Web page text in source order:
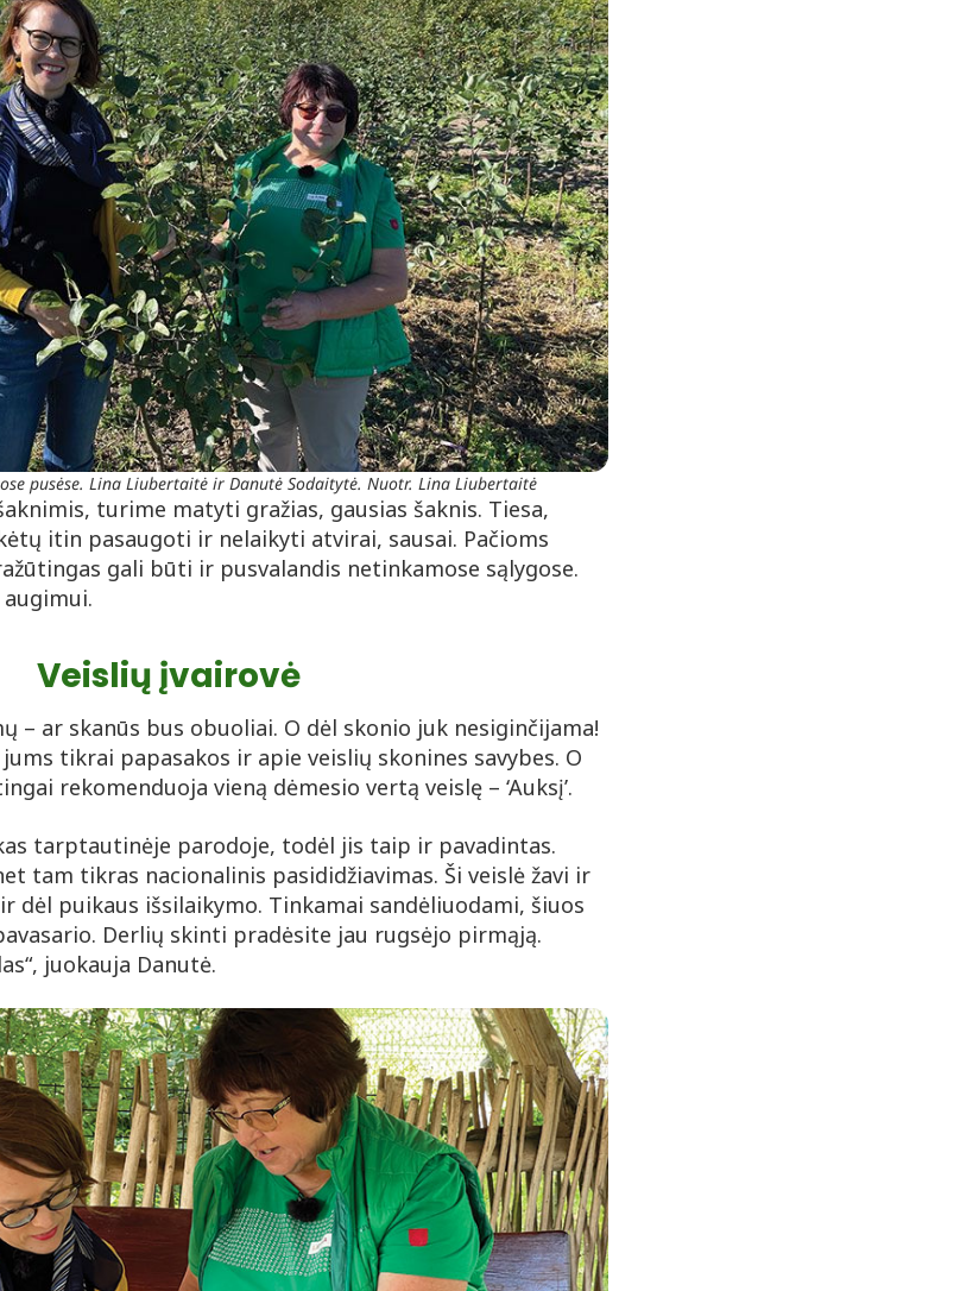
pusėse. Lina Liubertaitė ir Danutė Sodaitytė. Nuotr. Lina Liubertaitė
turime matyti gražias, gausias šaknis. Tiesa,
itin pasaugoti ir nelaikyti atvirai, sausai. Pačioms
gali būti ir pusvalandis netinkamose sąlygose.
Veislių įvairovė
– ar skanūs bus obuoliai. O dėl skonio juk nesiginčijama!
tikrai papasakos ir apie veislių skonines savybes. O
rekomenduoja vieną dėmesio vertą veislę – ‘Auksį’.
tarptautinėje parodoje, todėl jis taip ir pavadintas.
tam tikras nacionalinis pasididžiavimas. Ši veislė žavi ir
dėl puikaus išsilaikymo. Tinkamai sandėliuodami, šiuos
Derlių skinti pradėsite jau rugsėjo pirmąją.
juokauja Danutė.